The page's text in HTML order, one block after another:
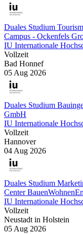
Duales Studium
Campus - Ockenfels
IU Internationale
Vollzeit
Bad Honnef
05 Aug 2026
Duales Studium
GmbH
IU Internationale
Vollzeit
Hannover
04 Aug 2026
Duales Studium
Center
IU Internationale
Vollzeit
Neustadt in Holstein
05 Aug 2026